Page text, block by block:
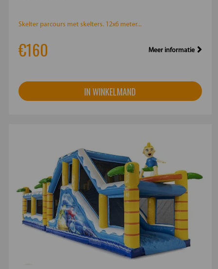
Skelter parcours met skelters. 12x6 meter...
€160 Meer informatie
IN WINKELMAND